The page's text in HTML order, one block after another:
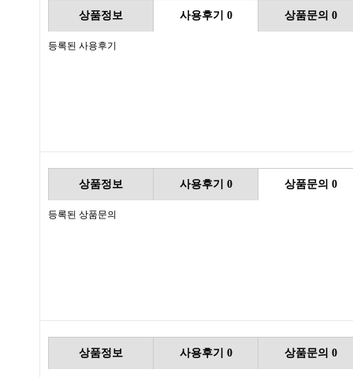
상품정보 사용후기 0 상품문의 0
등록된 사용후기
상품정보 사용후기 0 상품문의 0
등록된 상품문의
상품정보 사용후기 0 상품문의 0